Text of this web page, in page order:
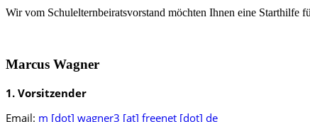
Wir vom Schulelternbeiratsvorstand möchten Ihnen eine Starthilfe
Marcus Wagner
1. Vorsitzender
Email: m [dot] wagner3 [at] freenet [dot] de